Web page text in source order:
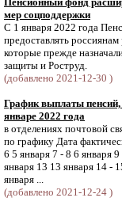
мер соцподдержки
С 1 января 2022 года
предоставлять
которые прежде
защиты и Роструд.
(добавлено 2021-12-30 )
График выплаты
январе 2022 года
в отделениях почтовой
по графику Дата
6 5 января 7 - 8 6 января
января 13 13 января 14 -
января ...
(добавлено 2021-12-24 )